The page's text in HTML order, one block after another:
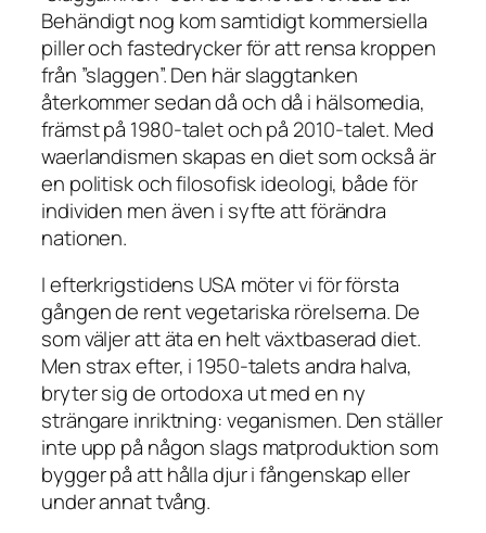
Behändigt nog kom samtidigt kommersiella
piller och fastedrycker för att rensa kroppen
från ”slaggen”. Den här slaggtanken
återkommer sedan då och då i hälsomedia,
främst på 1980-talet och på 2010-talet. Med
waerlandismen skapas en diet som också är
en politisk och filosofisk ideologi, både för
individen men även i syfte att förändra
nationen.
I efterkrigstidens USA möter vi för första
gången de rent vegetariska rörelserna. De
som väljer att äta en helt växtbaserad diet.
Men strax efter, i 1950-talets andra halva,
bryter sig de ortodoxa ut med en ny
strängare inriktning: veganismen. Den ställer
inte upp på någon slags matproduktion som
bygger på att hålla djur i fångenskap eller
under annat tvång.